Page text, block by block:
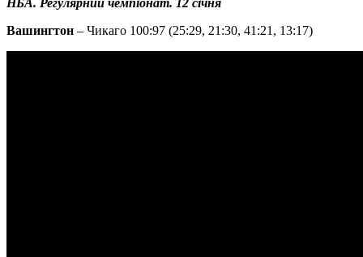
Вашингтон – Чикаго 100:97 (25:29, 21:30, 41:21, 13:17)